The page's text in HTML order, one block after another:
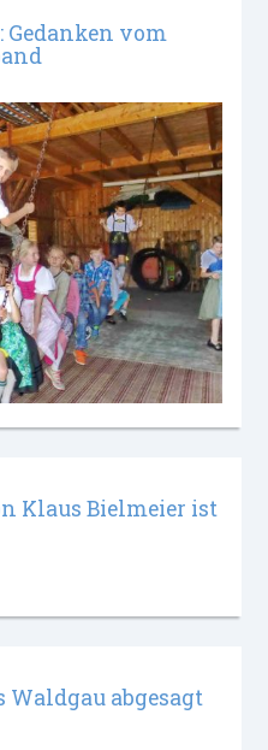
vom
Klaus Bielmeier ist
Waldgau abgesagt